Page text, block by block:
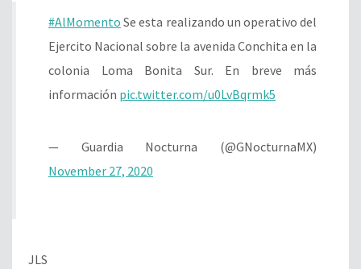
#AlMomento Se esta realizando un operativo del
Ejercito Nacional sobre la avenida Conchita en la
colonia Loma Bonita Sur. En breve más
información pic.twitter.com/u0LvBqrmk5
— Guardia Nocturna (@GNocturnaMX)
November 27, 2020
JLS